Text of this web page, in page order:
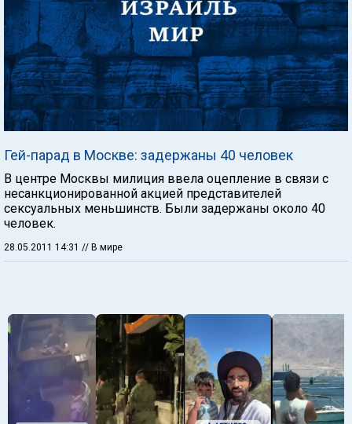
Гей-парад в Москве: задержаны 40 человек
В центре Москвы милиция ввела оцепление в связи с
несанкционированной акцией представителей
сексуальных меньшинств. Были задержаны около 40
человек.
28.05.2011 14:31 // В мире